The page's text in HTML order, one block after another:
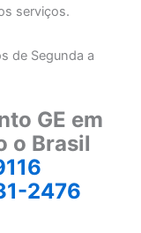
serviços.
de Segunda a
GE em
o Brasil
2476